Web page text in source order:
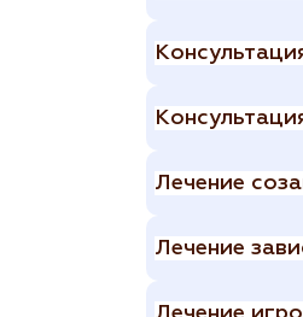
Лечение
Лечение